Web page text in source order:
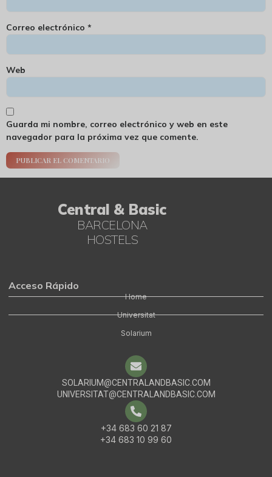
Correo electrónico *
Web
Guarda mi nombre, correo electrónico y web en este
navegador para la próxima vez que comente.
Central & Basic
BARCELONA
HOSTELS
Acceso Rápido
Home
Universitat
Solarium
SOLARIUM@CENTRALANDBASIC.COM
UNIVERSITAT@CENTRALANDBASIC.COM
+34 683 60 21 87
+34 683 10 99 60